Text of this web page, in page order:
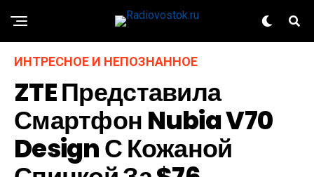
ИНТРЕСНОЕ И НЕПОЗНАННОЕ
ZTE Представила
Смартфон Nubia V70
Design С Кожаной